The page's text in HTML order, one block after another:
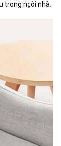
trong ngôi nhà.